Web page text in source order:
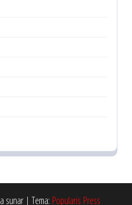
sunar | Tema: Popularis Press